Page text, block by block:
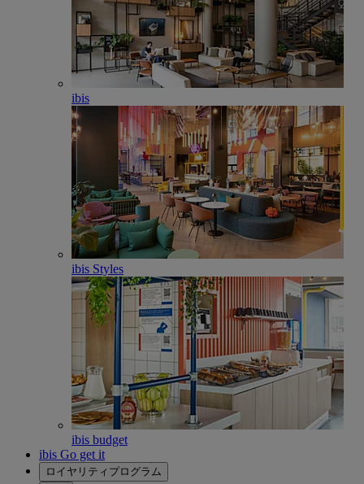
ibis
ibis Styles
ibis budget
ibis Go get it
ロイヤリティプログラム